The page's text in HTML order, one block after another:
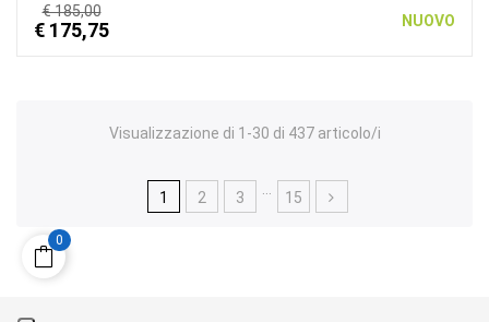
€ 185,00
€ 175,75 NUOVO
Visualizzazione di 1-30 di 437 articolo/i
1 2 3 15
0